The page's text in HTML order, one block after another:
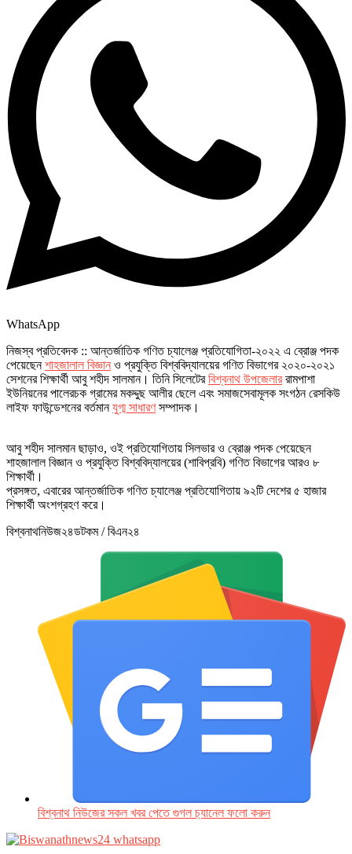
WhatsApp
নিজস্ব প্রতিবেদক :: আন্তর্জাতিক গণিত চ্যালেঞ্জ প্রতিযোগিতা-২০২২ এ ব্রোঞ্জ পদক
পেয়েছেনশাহজালাল বিজ্ঞান ও প্রযুক্তি বিশ্ববিদ্যালয়ের গণিত বিভাগের ২০২০-২০২১
সেশনের শিক্ষার্থী আবু শহীদ সালমান। তিনি সিলেটেরবিশ্বনাথ উপজেলাররামপাশা
ইউনিয়নের পালেরচক গ্রামের মকদ্দুছ আলীর ছেলে এবং সমাজসেবামূলক সংগঠন রেসকিউ
লাইফ ফাউন্ডেশনের বর্তমানযুগ্ম সাধারণসম্পাদক।
আবু শহীদ সালমান ছাড়াও, ওই প্রতিযোগিতায় সিলভার ও ব্রোঞ্জ পদক পেয়েছেন
শাহজালাল বিজ্ঞান ও প্রযুক্তি বিশ্ববিদ্যালয়ের (শাবিপ্রবি) গণিত বিভাগের আরও ৮
শিক্ষার্থী।
প্রসঙ্গত, এবারের আন্তর্জাতিক গণিত চ্যালেঞ্জ প্রতিযোগিতায় ৯২টি দেশের ৫ হাজার
শিক্ষার্থী অংশগ্রহণ করে।
বিশ্বনাথনিউজ২৪ডটকম / বিএন২৪
বিশ্বনাথ নিউজের সকল খবর পেতে গুগল চ‌্যানেল ফলো করুন